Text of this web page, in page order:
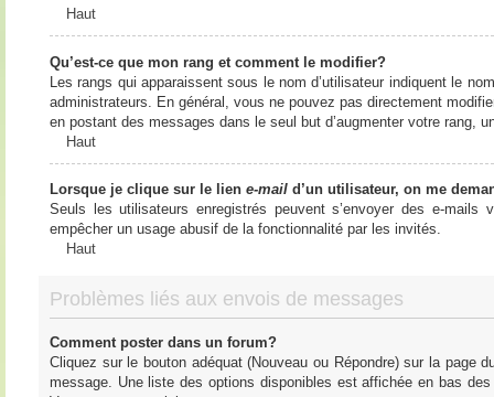
Haut
Qu’est-ce que mon rang et comment le modifier?
Les rangs qui apparaissent sous le nom d’utilisateur indiquent le
administrateurs. En général, vous ne pouvez pas directement
en postant des messages dans le seul but d’augmenter votre rang,
Haut
Lorsque je clique sur le lien e-maild’un utilisateur, on me
Seuls les utilisateurs enregistrés peuvent s’envoyer des e-
empêcher un usage abusif de la fonctionnalité par les invités.
Haut
Problèmes liés aux envois de messages
Comment poster dans un forum?
Cliquez sur le bouton adéquat (Nouveau ou Répondre) sur la page
message. Une liste des options disponibles est affichée en bas